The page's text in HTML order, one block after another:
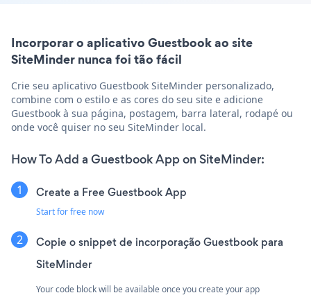
Incorporar o aplicativo Guestbook ao site
SiteMinder nunca foi tão fácil
Crie seu aplicativo Guestbook SiteMinder personalizado,
combine com o estilo e as cores do seu site e adicione
Guestbook à sua página, postagem, barra lateral, rodapé ou
onde você quiser no seu SiteMinder local.
How To Add a Guestbook App on SiteMinder:
Create a Free Guestbook App
Start for free now
Copie o snippet de incorporação Guestbook para
SiteMinder
Your code block will be available once you create your app